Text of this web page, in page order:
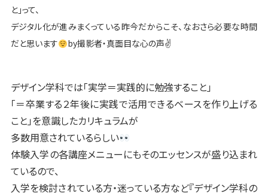
と」って、
デジタル化が進みまくっている昨今だからこそ、なおさら必要な時間
だと思います
by撮影者・真面目な心の声✌
デザイン学科では「実学＝実践的に勉強すること」
「＝卒業する２年後に実践で活用できるベースを作り上げる
こと」を意識したカリキュラムが
多数用意されているらしい
体験入学の各講座メニューにもそのエッセンスが盛り込まれ
ているので、
入学を検討されている方・迷っている方など『デザイン学科の